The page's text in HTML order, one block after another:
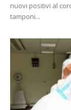
nuovi positivi al
tamponi...